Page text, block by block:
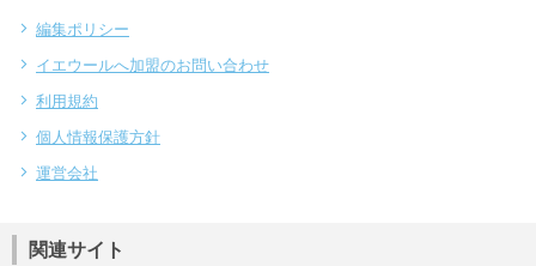
編集ポリシー
イエウールへ加盟のお問い合わせ
利用規約
個人情報保護方針
運営会社
関連サイト